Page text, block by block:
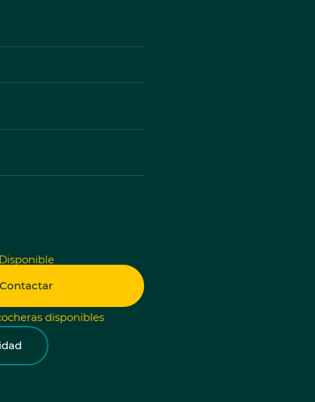
Contactar
disponibles